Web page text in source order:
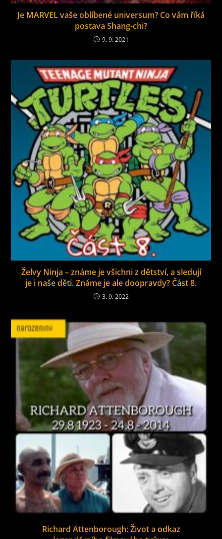
Je MARVEL vaše oblíbené universum? Co vám říká
postava Shang-chi?
9. 9. 2021
Želvy Ninja – známe je všichni z dětství, a sledují
je i naše děti. Známe je ale doopravdy? Část 8.
3. 9. 2022
Richard Attenborough: Život a odkaz